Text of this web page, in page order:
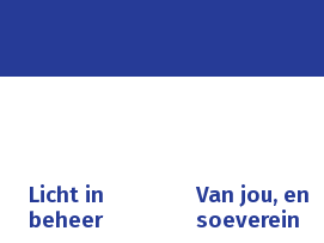
Licht in
beheer
Van jou, en
soeverein